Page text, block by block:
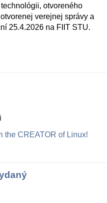
otvoreného
verejnej správy a
25.4.2026 na FIIT STU.
the CREATOR of Linux!